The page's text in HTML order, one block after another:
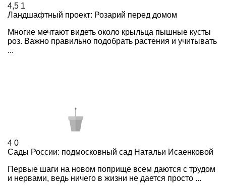
4,5 1
Ландшафтный проект: Розарий перед домом
Многие мечтают видеть около крыльца пышные кусты
роз. Важно правильно подобрать растения и учитывать
...
4 0
Сады России: подмосковный сад Натальи Исаенковой
Первые шаги на новом поприще всем даются с трудом
и нервами, ведь ничего в жизни не дается просто ...